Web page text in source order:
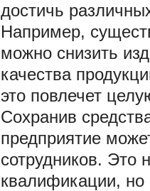
достичь
Например,
можно снизить
качества
это повлечет
Сохранив
предприятие
сотрудников. Это
квалификации, но